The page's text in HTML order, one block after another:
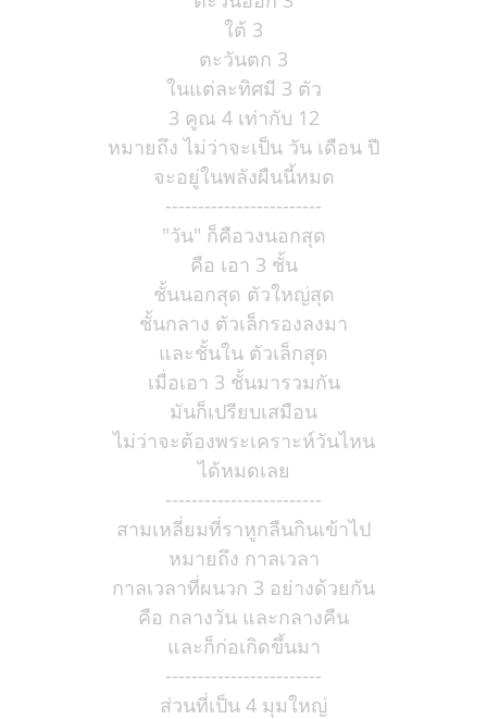
ใต้ 3
ตะวันตก 3
ในแต่ละทิศมี 3 ตัว
3 คูณ 4 เท่ากับ 12
หมายถึง ไม่ว่าจะเป็น วัน เดือน ปี
จะอยู่ในพลังผืนนี้หมด
------------------------
"วัน" ก็คือวงนอกสุด
คือ เอา 3 ชั้น
ชั้นนอกสุด ตัวใหญ่สุด
ชั้นกลาง ตัวเล็กรองลงมา
และชั้นใน ตัวเล็กสุด
เมื่อเอา 3 ชั้นมารวมกัน
มันก็เปรียบเสมือน
ไม่ว่าจะต้องพระเคราะห์วันไหน
ได้หมดเลย
------------------------
สามเหลี่ยมที่ราหูกลืนกินเข้าไป
หมายถึง กาลเวลา
กาลเวลาที่ผนวก 3 อย่างด้วยกัน
คือ กลางวัน และกลางคืน
และก็ก่อเกิดขึ้นมา
------------------------
ส่วนที่เป็น 4 มุมใหญ่